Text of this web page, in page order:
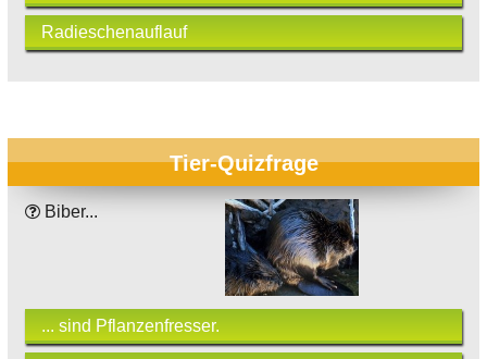
Radieschenauflauf
Tier-Quizfrage
Biber...
... sind Pflanzenfresser.